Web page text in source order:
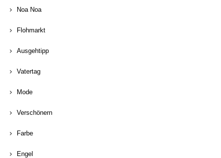
Noa Noa
Flohmarkt
Ausgehtipp
Vatertag
Mode
Verschönern
Farbe
Engel